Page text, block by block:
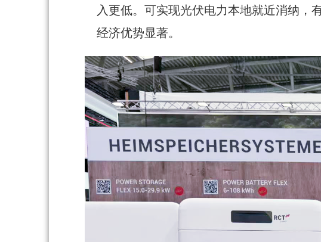
入更低。可实现光伏电力本地就近消纳，
经济优势显著。